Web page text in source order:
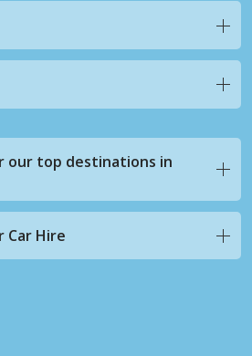
our top destinations in
Hire